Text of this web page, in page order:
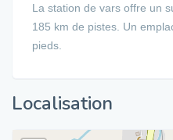
La station de vars offre un
185 km de pistes. Un
pieds.
Localisation